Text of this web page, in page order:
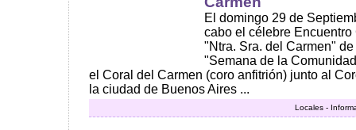
El domingo 29 de
cabo el célebre
"Ntra. Sra. del Carmen"
"Semana de la
el Coral del Carmen (coro anfitrión) junto al
la ciudad de Buenos Aires ...
Locales -